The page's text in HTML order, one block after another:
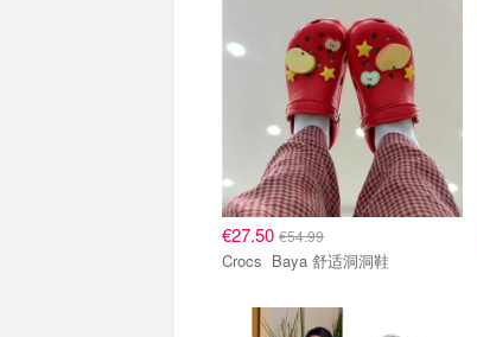
€27.50 €54.99
Crocs Baya 舒适洞洞鞋